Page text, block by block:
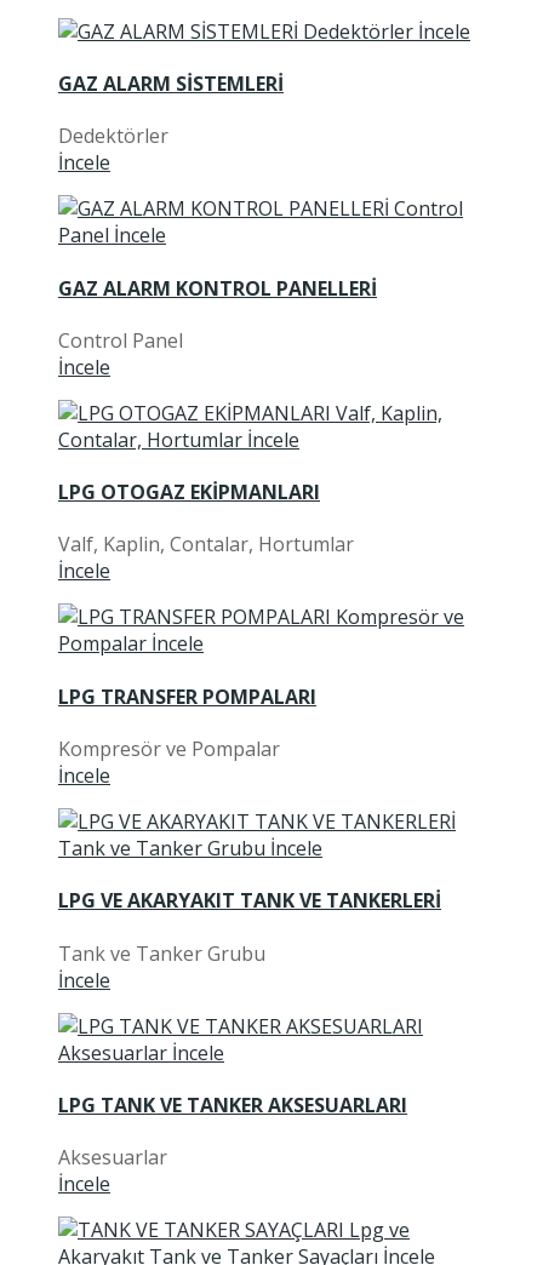
GAZ ALARM SİSTEMLERİ
Dedektörler
İncele
GAZ ALARM KONTROL PANELLERİ
Control Panel
İncele
LPG OTOGAZ EKİPMANLARI
Valf, Kaplin, Contalar, Hortumlar
İncele
LPG TRANSFER POMPALARI
Kompresör ve Pompalar
İncele
LPG VE AKARYAKIT TANK VE TANKERLERİ
Tank ve Tanker Grubu
İncele
LPG TANK VE TANKER AKSESUARLARI
Aksesuarlar
İncele